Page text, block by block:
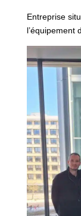
Entreprise
l’équipement